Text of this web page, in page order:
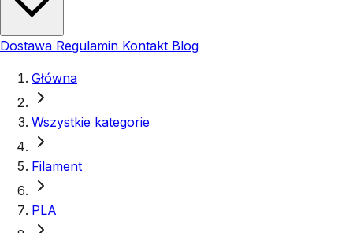
Dostawa Regulamin Kontakt Blog
Główna
Wszystkie kategorie
Filament
PLA